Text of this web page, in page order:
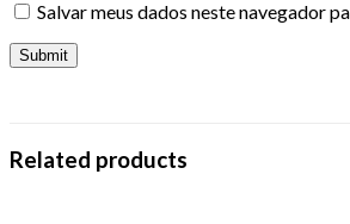
Salvar meus dados neste navegador
Related products